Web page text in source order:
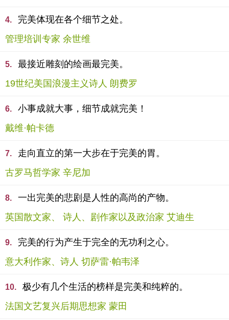
4.
完美体现在各个细节之处。
管理培训专家 余世维
5.
最接近雕刻的绘画最完美。
19世纪美国浪漫主义诗人 朗费罗
6.
小事成就大事，细节成就完美！
戴维·帕卡德
7.
走向直立的第一大步在于完美的胃。
古罗马哲学家 辛尼加
8.
一出完美的悲剧是人性的高尚的产物。
英国散文家、 诗人、剧作家以及政治家 艾迪生
9.
完美的行为产生于完全的无功利之心。
意大利作家、诗人 切萨雷·帕韦泽
10.
极少有几个生活的榜样是完美和纯粹的。
法国文艺复兴后期思想家 蒙田